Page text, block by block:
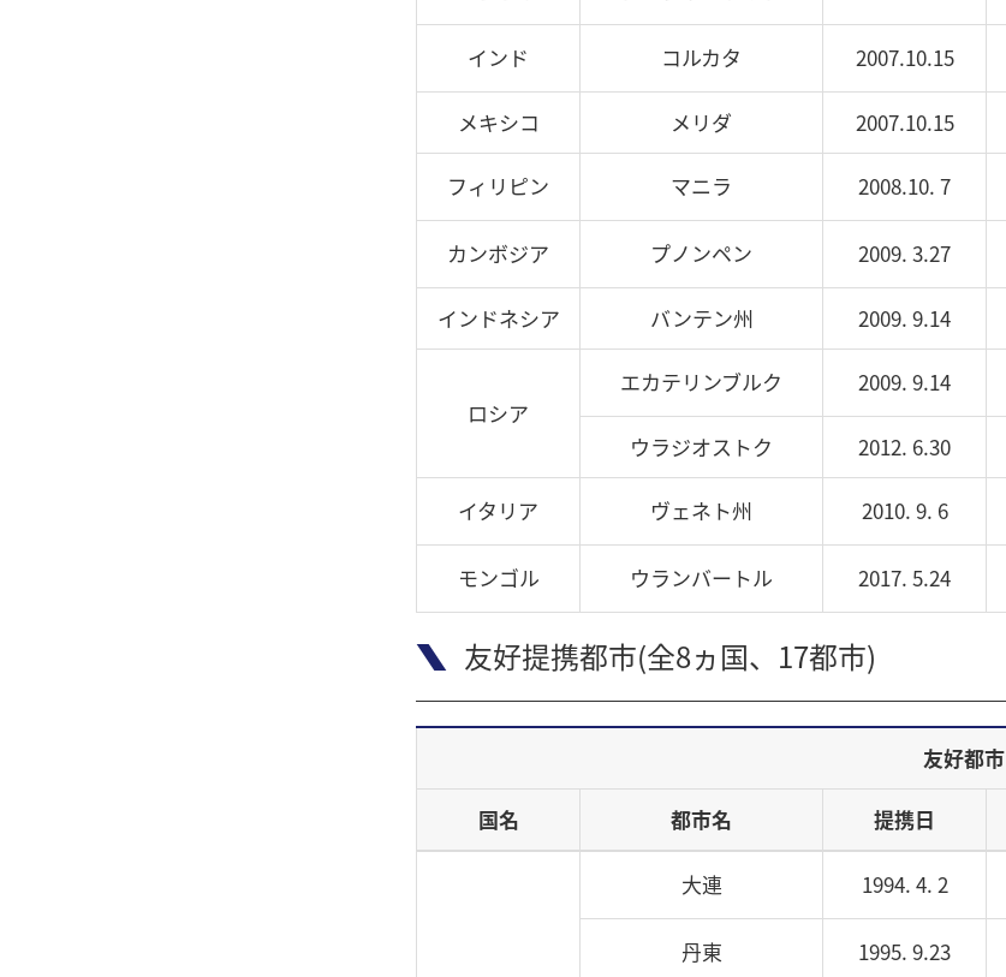
インド コルカタ 2007.10.15
メキシコ メリダ 2007.10.15
フィリピン マニラ 2008.10. 7
カンボジア プノンペン 2009. 3.27
インドネシア バンテン州 2009. 9.14
ロシア
エカテリンブルク 2009. 9.14
ウラジオストク 2012. 6.30
イタリア ヴェネト州 2010. 9. 6
モンゴル ウランバートル 2017. 5.24
友好提携都市(全8ヵ国、17都市)
友好都市
国名 都市名 提携日
大連 1994. 4. 2
丹東 1995. 9.23